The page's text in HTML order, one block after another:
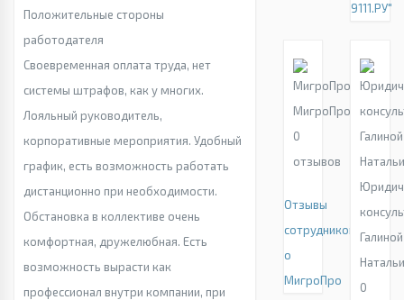
Положительные стороны
работодателя
Своевременная оплата труда, нет
системы штрафов, как у многих.
Лояльный руководитель,
корпоративные мероприятия. Удобный
график, есть возможность работать
дистанционно при необходимости.
Обстановка в коллективе очень
комфортная, дружелюбная. Есть
возможность вырасти как
профессионал внутри компании, при
9111.РУ"
МигроПро
0
отзывов
Отзывы
сотрудников
о
МигроПро
Галиной
0